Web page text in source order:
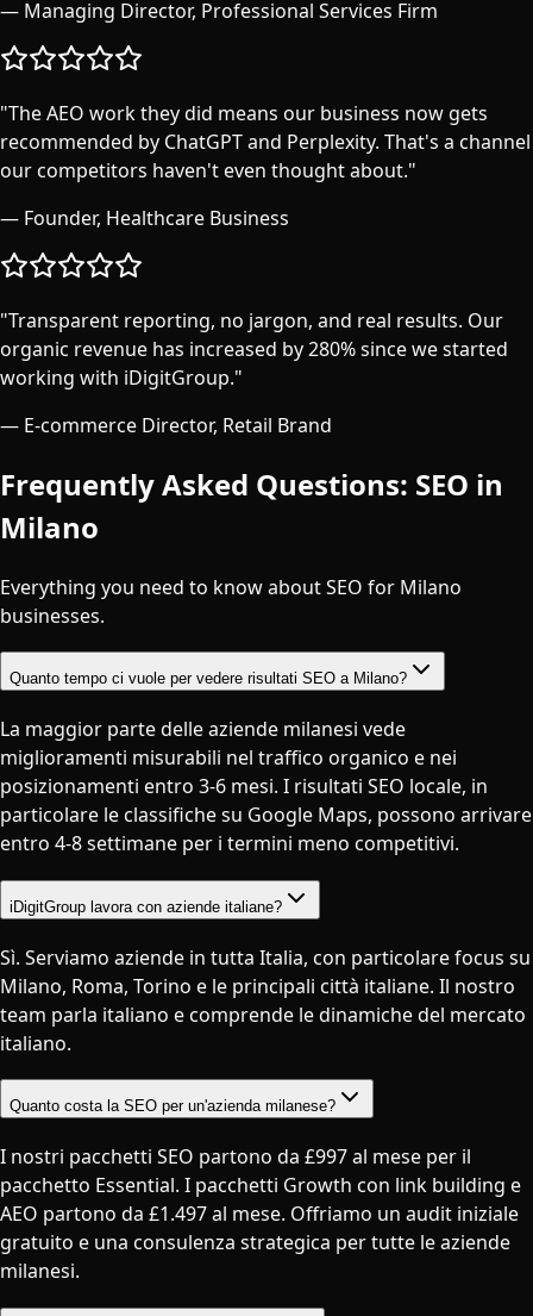
— Managing Director, Professional Services Firm
"The AEO work they did means our business now gets
recommended by ChatGPT and Perplexity. That's a channel
our competitors haven't even thought about."
— Founder, Healthcare Business
"Transparent reporting, no jargon, and real results. Our
organic revenue has increased by 280% since we started
working with iDigitGroup."
— E-commerce Director, Retail Brand
Frequently Asked Questions: SEO in
Milano
Everything you need to know about SEO for Milano
businesses.
Quanto tempo ci vuole per vedere risultati SEO a Milano?
La maggior parte delle aziende milanesi vede
miglioramenti misurabili nel traffico organico e nei
posizionamenti entro 3-6 mesi. I risultati SEO locale, in
particolare le classifiche su Google Maps, possono arrivare
entro 4-8 settimane per i termini meno competitivi.
iDigitGroup lavora con aziende italiane?
Sì. Serviamo aziende in tutta Italia, con particolare focus su
Milano, Roma, Torino e le principali città italiane. Il nostro
team parla italiano e comprende le dinamiche del mercato
italiano.
Quanto costa la SEO per un'azienda milanese?
I nostri pacchetti SEO partono da £997 al mese per il
pacchetto Essential. I pacchetti Growth con link building e
AEO partono da £1.497 al mese. Offriamo un audit iniziale
gratuito e una consulenza strategica per tutte le aziende
milanesi.